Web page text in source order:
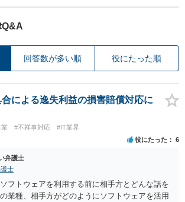
Q&A
回答数が多い順 役にたった順
による逸失利益の損害賠償対応に
#不祥事対応 #IT業界
役にたった 6
弁護士
士
フトウェアを利用する前に相手方とどんな話を
業種、相手方がどのようにソフトウェアを活用